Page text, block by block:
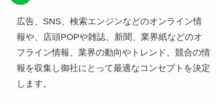
広告、SNS、検索エンジンなどのオンライン情
報や、店頭POPや雑誌、新聞、業界紙などのオ
フライン情報、業界の動向やトレンド、競合の情
報を収集し御社にとって最適なコンセプトを決定
します。